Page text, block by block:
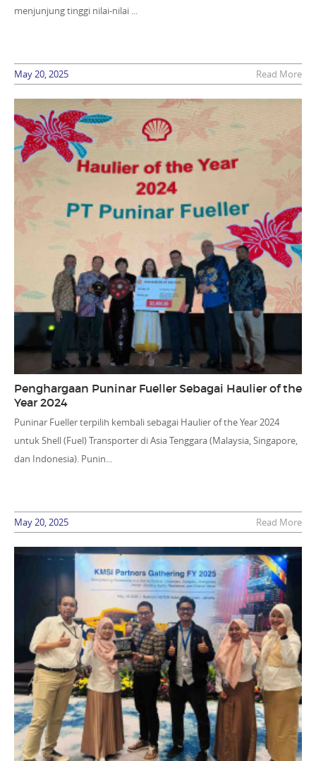
menjunjung tinggi nilai-nilai ...
May 20, 2025 Read More
Penghargaan Puninar Fueller Sebagai Haulier of the
Year 2024
Puninar Fueller terpilih kembali sebagai Haulier of the Year 2024
untuk Shell (Fuel) Transporter di Asia Tenggara (Malaysia, Singapore,
dan Indonesia). Punin...
May 20, 2025 Read More